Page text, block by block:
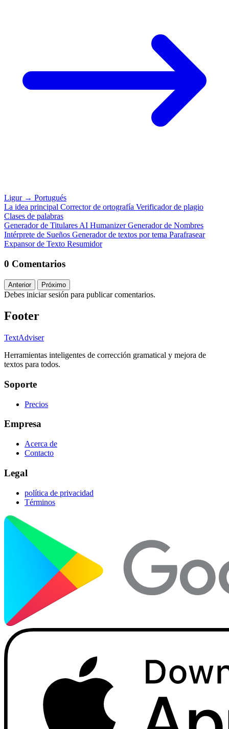
Ligur → Portugués
La idea principal Corrector de ortografía Verificador de plagio
Clases de palabras
Generador de Titulares AI HumanizerGenerador de Nombres
Intérprete de Sueños Generador de textos por tema Parafrasear
Expansor de Texto Resumidor
0 Comentarios
Anterior Próximo
Debes iniciar sesión para publicar comentarios.
Footer
TextAdviser
Herramientas inteligentes de corrección gramatical y mejora de
textos para todos.
Soporte
Precios
Empresa
Acerca de
Contacto
Legal
política de privacidad
Términos